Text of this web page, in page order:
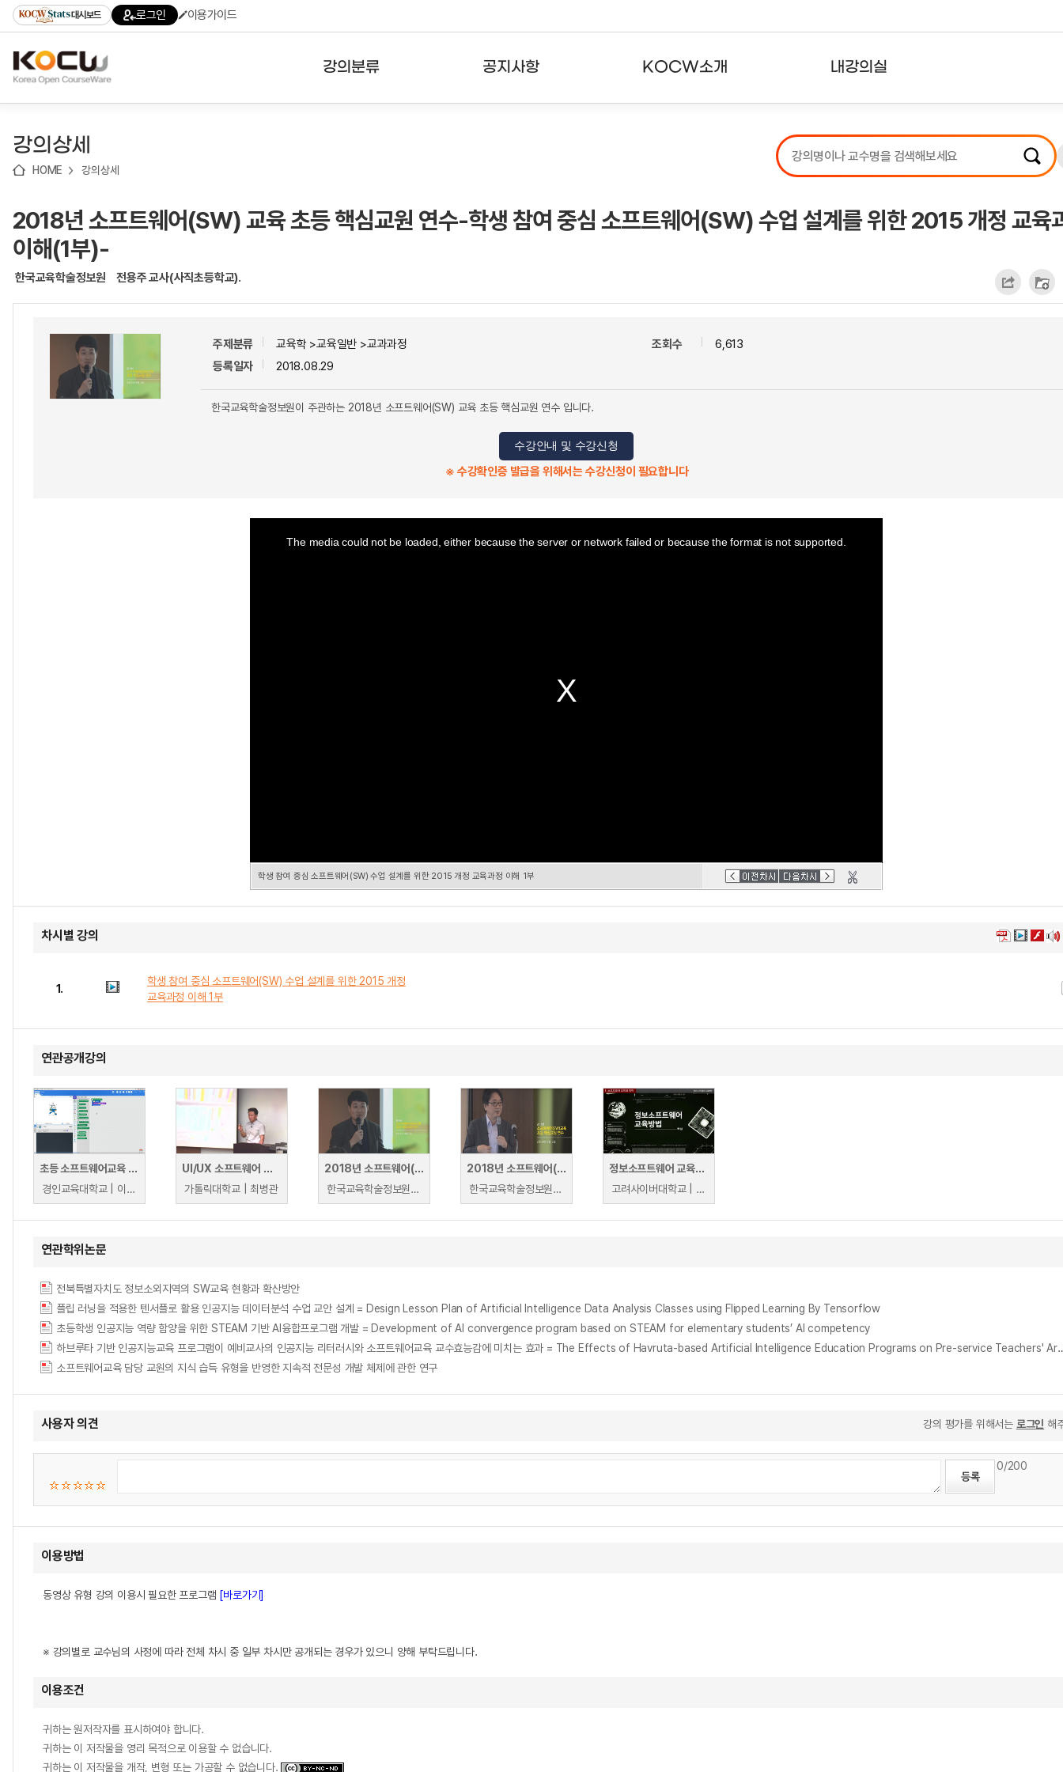
기
기
기
content)
가
대시보드 로그인 이용가이드
강의분류
테마강의
공지사항
서비스도움말
KOCW소개 내강의실
강의리스트
수강확인증강의
내강의클립
강의상세
HOME 강의상세
2018년 소프트웨어(SW) 교육 초등 핵심교원 연수-학생 참여 중심 소프트웨어(SW) 수업 설계를 위한 2015 개정 교육
이해(1부)-
한국교육학술정보원 전용주 교사(사직초등학교).
주제분류
교육학 >교육일반 >교과과정
등록일자
2018.08.29
조회수 6,613
한국교육학술정보원이 주관하는 2018년 소프트웨어(SW) 교육 초등 핵심교원 연수 입니다.
수강안내 및 수강신청
※ 수강확인증 발급을 위해서는 수강신청이 필요합니다
The media could not be loaded, either because the server or network failed or because the format is not supported.
학생 참여 중심 소프트웨어(SW) 수업 설계를 위한 2015 개정 교육과정 이해 1부
차시별 강의
1.
학생 참여 중심 소프트웨어(SW) 수업 설계를 위한 2015 개정
교육과정 이해 1부
연관공개강의
초등 소프트웨어교육 기초
경인교육대학교 | 이철현
UI/UX 소프트웨어 설계
가톨릭대학교 | 최병관
2018년 소프트웨어(SW) 교육 초등 핵심교원 연수-학생 참여 중심 소프트웨어(SW) 수업 설계를 위한 2015 개정 교육과정 이해(2부)-
한국교육학술정보원 | 전용주 교사(사직초등학교).
2018년 소프트웨어(SW) 교육 초등 핵심 교원 연수- 효과적이고 매력적인 학생 참여 중심 SW 수업 설계
한국교육학술정보원 | 서순식 교수(춘천교육대학교).
정보소프트웨어 교육방법
고려사이버대학교 | 나홍석
연관학위논문
전북특별자치도 정보소외지역의 SW교육 현황과 확산방안
플립 러닝을 적용한 텐서플로 활용 인공지능 데이터분석 수업 교안 설계 = Design Lesson Plan of Artificial Intelligence Data Analysis Classes using Flipped Learning By Tensorflow
초등학생 인공지능 역량 함양을 위한 STEAM 기반 AI융합프로그램 개발 = Development of AI convergence program based on STEAM for elementary students’ AI competency
하브루타 기반 인공지능교육 프로그램이 예비교사의 인공지능 리터러시와 소프트웨어교육 교수효능감에 미치는 효과 = The
소프트웨어교육 담당 교원의 지식 습득 유형을 반영한 지속적 전문성 개발 체제에 관한 연구
사용자 의견 강의 평가를 위해서는 로그인 해
0/200
이용방법
동영상 유형 강의 이용시 필요한 프로그램 [바로가기]
※ 강의별로 교수님의 사정에 따라 전체 차시 중 일부 차시만 공개되는 경우가 있으니 양해 부탁드립니다.
이용조건
귀하는 원저작자를 표시하여야 합니다.
귀하는 이 저작물을 영리 목적으로 이용할 수 없습니다.
귀하는 이 저작물을 개작, 변형 또는 가공할 수 없습니다.